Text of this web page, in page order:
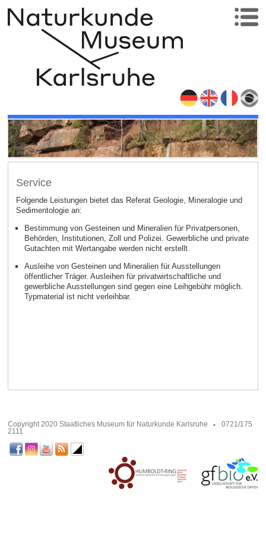
Service
Folgende Leistungen bietet das Referat Geologie, Mineralogie und
Sedimentologie an:
Bestimmung von Gesteinen und Mineralien für Privatpersonen,
Behörden, Institutionen, Zoll und Polizei. Gewerbliche und private
Gutachten mit Wertangabe werden nicht erstellt.
Ausleihe von Gesteinen und Mineralien für Ausstellungen
öffentlicher Träger. Ausleihen für privatwirtschaftliche und
gewerbliche Ausstellungen sind gegen eine Leihgebühr möglich.
Typmaterial ist nicht verleihbar.
Copyright 2020 Staatliches Museum für Naturkunde Karlsruhe
0721/175
2111